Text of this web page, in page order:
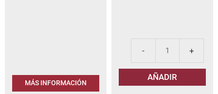
MÁS INFORMACIÓN
AÑADIR